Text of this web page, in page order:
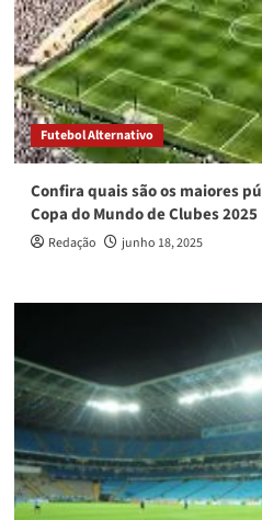
Futebol Alternativo
Confira quais são os maiores
Copa do Mundo de Clubes 2025
Redação junho 18, 2025